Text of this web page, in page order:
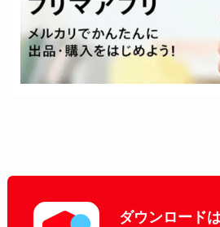
ダウンロード